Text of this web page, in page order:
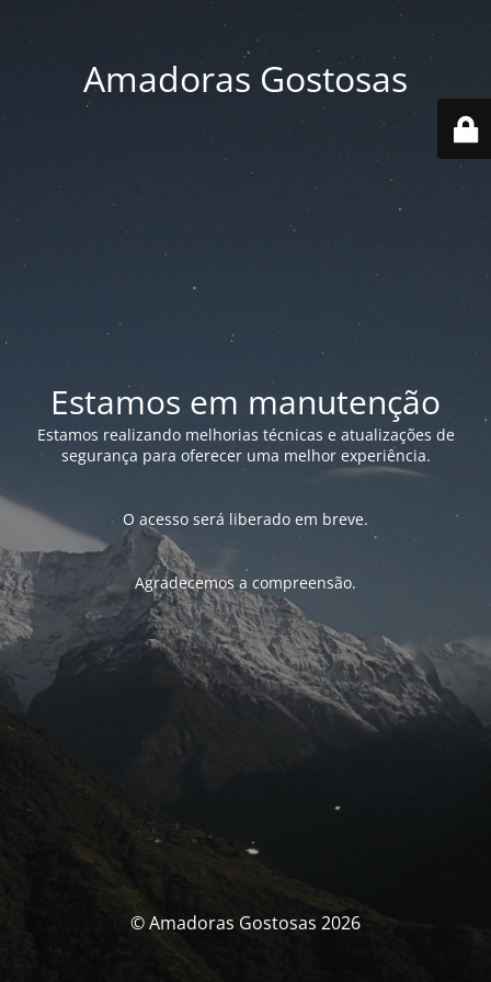
Amadoras Gostosas
Estamos em manutenção
Estamos realizando melhorias técnicas e atualizações de
segurança para oferecer uma melhor experiência.
O acesso será liberado em breve.
Agradecemos a compreensão.
© Amadoras Gostosas 2026